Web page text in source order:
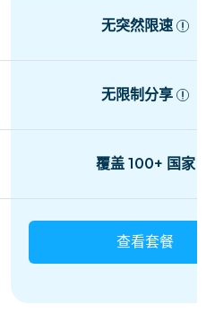
无突然限速
无限制分享
覆盖 100+ 国家
查看套餐